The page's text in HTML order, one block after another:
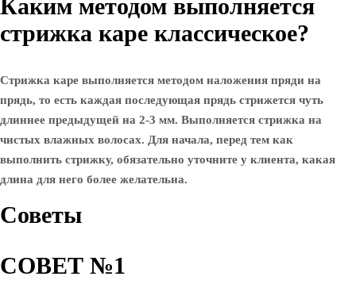
Каким методом выполняется
стрижка каре классическое?
Стрижка каре выполняется методом наложения пряди на
прядь, то есть каждая последующая прядь стрижется чуть
длиннее предыдущей на 2-3 мм. Выполняется стрижка на
чистых влажных волосах. Для начала, перед тем как
выполнить стрижку, обязательно уточните у клиента, какая
длина для него более желательна.
Советы
СОВЕТ №1